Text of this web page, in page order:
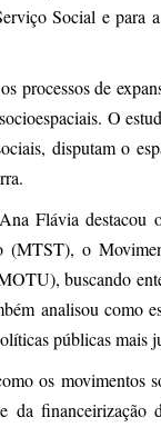
Social e para
processos de
O
disputam o
Flávia
(MTST), o
buscando
analisou como
públicas mais
os movimentos
da financeirização